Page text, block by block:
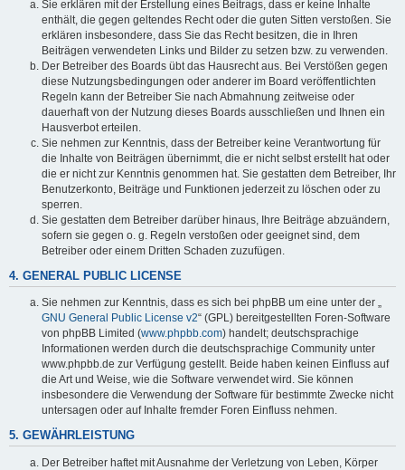
Sie erklären mit der Erstellung eines Beitrags, dass er keine Inhalte
enthält, die gegen geltendes Recht oder die guten Sitten verstoßen. Sie
erklären insbesondere, dass Sie das Recht besitzen, die in Ihren
Beiträgen verwendeten Links und Bilder zu setzen bzw. zu verwenden.
Der Betreiber des Boards übt das Hausrecht aus. Bei Verstößen gegen
diese Nutzungsbedingungen oder anderer im Board veröffentlichten
Regeln kann der Betreiber Sie nach Abmahnung zeitweise oder
dauerhaft von der Nutzung dieses Boards ausschließen und Ihnen ein
Hausverbot erteilen.
Sie nehmen zur Kenntnis, dass der Betreiber keine Verantwortung für
die Inhalte von Beiträgen übernimmt, die er nicht selbst erstellt hat oder
die er nicht zur Kenntnis genommen hat. Sie gestatten dem Betreiber, Ihr
Benutzerkonto, Beiträge und Funktionen jederzeit zu löschen oder zu
sperren.
Sie gestatten dem Betreiber darüber hinaus, Ihre Beiträge abzuändern,
sofern sie gegen o. g. Regeln verstoßen oder geeignet sind, dem
Betreiber oder einem Dritten Schaden zuzufügen.
4. GENERAL PUBLIC LICENSE
Sie nehmen zur Kenntnis, dass es sich bei phpBB um eine unter der „
GNU General Public License v2“ (GPL) bereitgestellten Foren-Software
von phpBB Limited (www.phpbb.com) handelt; deutschsprachige
Informationen werden durch die deutschsprachige Community unter
www.phpbb.de zur Verfügung gestellt. Beide haben keinen Einfluss auf
die Art und Weise, wie die Software verwendet wird. Sie können
insbesondere die Verwendung der Software für bestimmte Zwecke nicht
untersagen oder auf Inhalte fremder Foren Einfluss nehmen.
5. GEWÄHRLEISTUNG
Der Betreiber haftet mit Ausnahme der Verletzung von Leben, Körper